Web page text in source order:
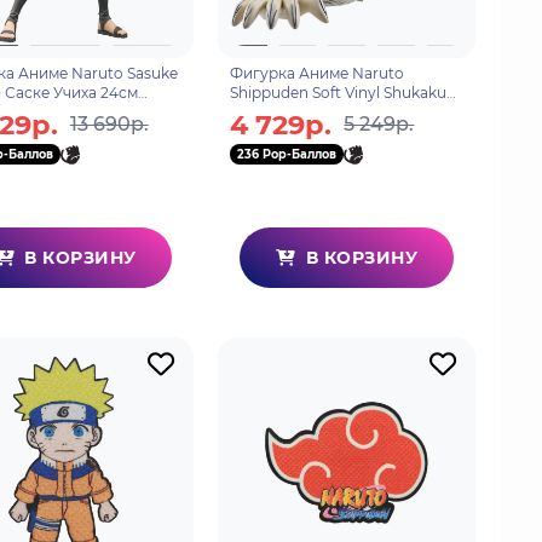
Аниме Naruto Sasuke
Саске Учиха 24см
13 690р.
Баллов
В КОРЗИНУ
Фигурка Аниме Naruto
Shippuden Soft Vinyl Shukaku
4 729р. 5 249р.
236 Pop-Баллов
В КОРЗИНУ